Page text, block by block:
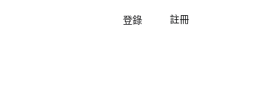
登錄 註冊